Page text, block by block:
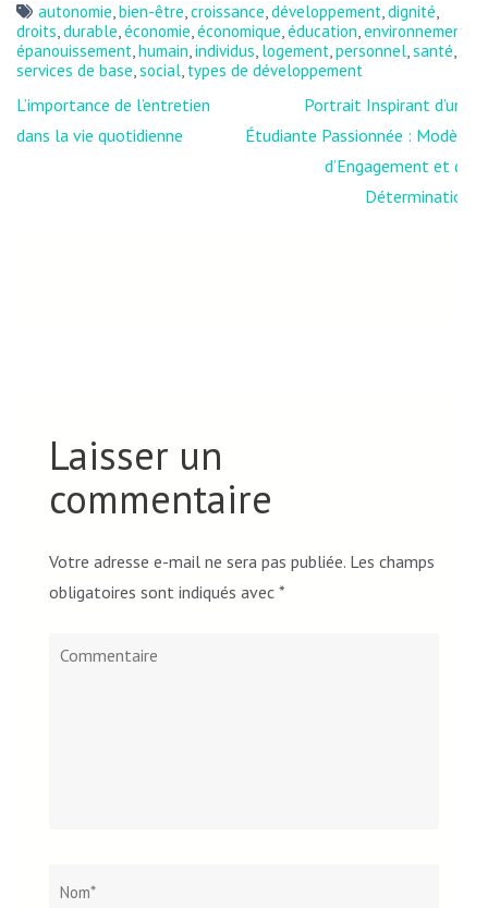
autonomie,bien-être,croissance,développement,dignité,
droits,durable,économie,économique,éducation,environnement
épanouissement,humain,individus, logement,personnel,santé,
services de base,social, types de développement
Navigation
de
L’importance de l’entretien
dans la vie quotidienne
Portrait Inspirant d’une
Étudiante Passionnée : Modèle
d’Engagement et de
Détermination
Laisser un
commentaire
Votre adresse e-mail ne sera pas publiée. Les champs
obligatoires sont indiqués avec *
Commentaire